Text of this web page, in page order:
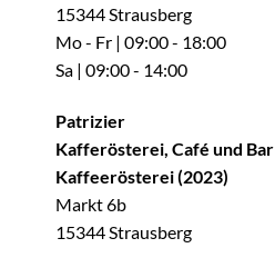
15344 Strausberg
Mo - Fr | 09:00 - 18:00
Sa | 09:00 - 14:00
Patrizier
Kafferösterei, Café und Bar
Kaffeerösterei (2023)
Markt 6b
15344 Strausberg